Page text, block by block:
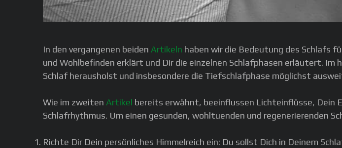
In den vergangenen beiden Artikeln haben wir die Bedeutung des Schlafs
und Wohlbefinden erklärt und Dir die einzelnen Schlafphasen erläutert.
Schlaf herausholst und insbesondere die Tiefschlafphase möglichst
Wie im zweiten Artikel bereits erwähnt, beeinflussen Lichteinflüsse, Dein
Schlafrhythmus. Um einen gesunden, wohltuenden und regenerierenden
Richte Dir Dein persönliches Himmelreich ein: Du sollst Dich in Deinem